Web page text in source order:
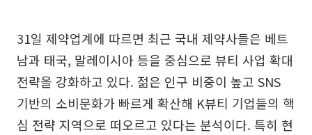
31일 제약업계에 따르면 최근 국내 제약사들은 베트
남과 태국, 말레이시아 등을 중심으로 뷰티 사업 확대
전략을 강화하고 있다. 젊은 인구 비중이 높고 SNS
기반의 소비문화가 빠르게 확산해 K뷰티 기업들의 핵
심 전략 지역으로 떠오르고 있다는 분석이다. 특히 현